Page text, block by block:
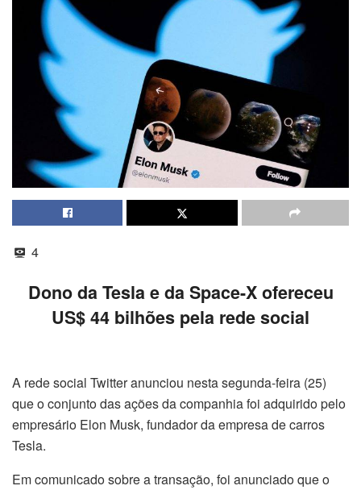
4
Dono da Tesla e da Space-X ofereceu
US$ 44 bilhões pela rede social
A rede social Twitter anunciou nesta segunda-feira (25)
que o conjunto das ações da companhia foi adquirido pelo
empresário Elon Musk, fundador da empresa de carros
Tesla.
Em comunicado sobre a transação, foi anunciado que o